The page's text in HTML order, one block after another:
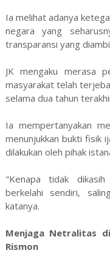
Ia melihat adanya
negara yang
transparansi yang
JK mengaku merasa
masyarakat telah
selama dua tahun
Ia mempertanyakan
menunjukkan bukti fisik
dilakukan oleh pihak
"Kenapa tidak
berkelahi sendiri,
katanya.
Menjaga Netralitas
Rismon